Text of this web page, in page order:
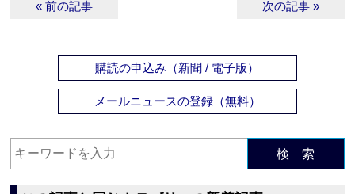
« 前の記事 次の記事 »
購読の申込み（新聞 / 電子版）
メールニュースの登録（無料）
検 索